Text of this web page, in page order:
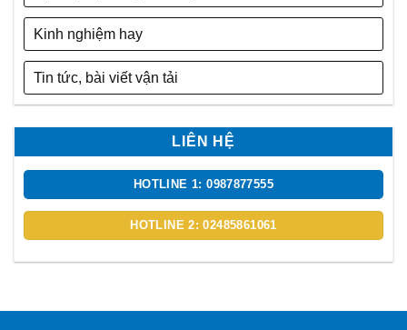
Kinh nghiệm hay
Tin tức, bài viết vận tải
LIÊN HỆ
HOTLINE 1: 0987877555
HOTLINE 2: 02485861061